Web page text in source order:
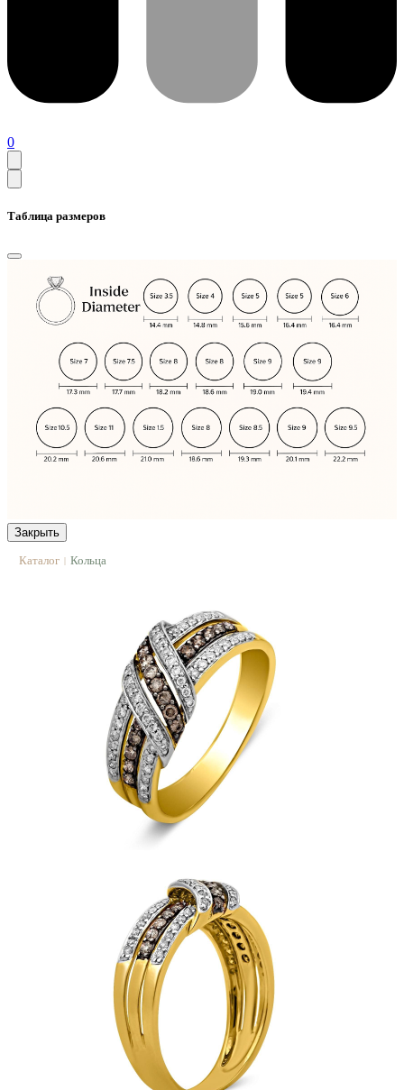
0
Таблица размеров
Закрыть
Каталог | Кольца